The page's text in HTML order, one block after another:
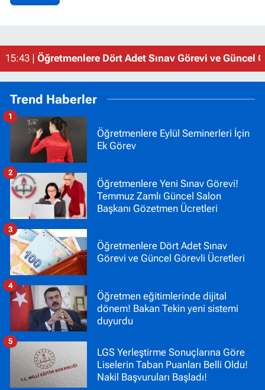
15:43 | Öğretmenlere Dört Adet Sınav Görevi ve Güncel
Trend Haberler
Öğretmenlere Eylül Seminerleri İçin
Ek Görev
1
Öğretmenlere Yeni Sınav Görevi!
Temmuz Zamlı Güncel Salon
Başkanı Gözetmen Ücretleri
2
Öğretmenlere Dört Adet Sınav
Görevi ve Güncel Görevli Ücretleri
3
Öğretmen eğitimlerinde dijital
dönem! Bakan Tekin yeni sistemi
duyurdu
4
LGS Yerleştirme Sonuçlarına Göre
Liselerin Taban Puanları Belli Oldu!
Nakil Başvuruları Başladı!
5